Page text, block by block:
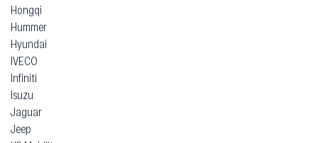
Hongqi
Hummer
Hyundai
IVECO
Infiniti
Isuzu
Jaguar
Jeep